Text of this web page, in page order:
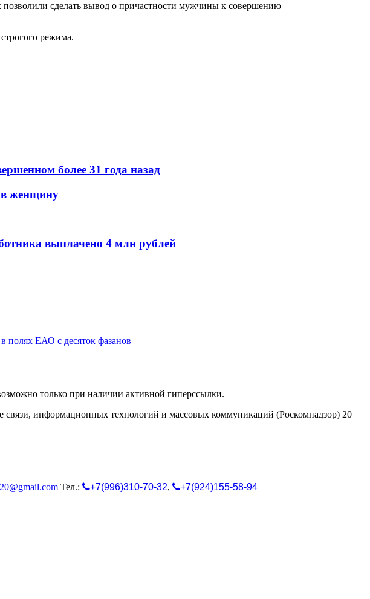
позволили сделать вывод о причастности мужчины к совершению
режима.
более 31 года назад
в женщину
выплачено 4 млн рублей
полях ЕАО с десяток фазанов
только при наличии активной гиперссылки.
связи, информационных технологий и массовых коммуникаций (Роскомнадзор) 20
Тел.: +7(996)310-70-32,
+7(924)155-58-94